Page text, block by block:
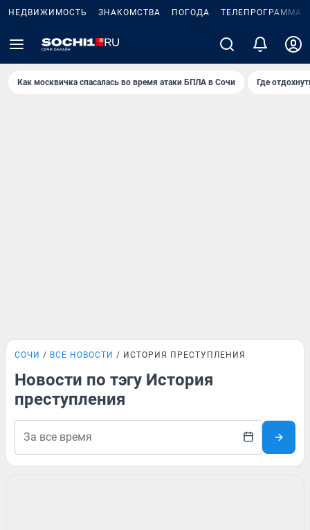
НЕДВИЖИМОСТЬ ЗНАКОМСТВА ПОГОДА ТЕЛЕПРОГРАММА
Как москвичка спасалась во время атаки БПЛА в Сочи Где
СОЧИ ВСЕ НОВОСТИ ИСТОРИЯ ПРЕСТУПЛЕНИЯ
Новости по тэгу История
преступления